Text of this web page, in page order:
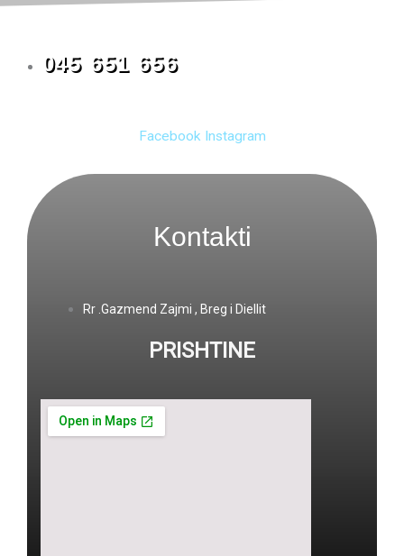
045 651 656
Facebook Instagram
Kontakti
Rr .Gazmend Zajmi , Breg i Diellit
PRISHTINE